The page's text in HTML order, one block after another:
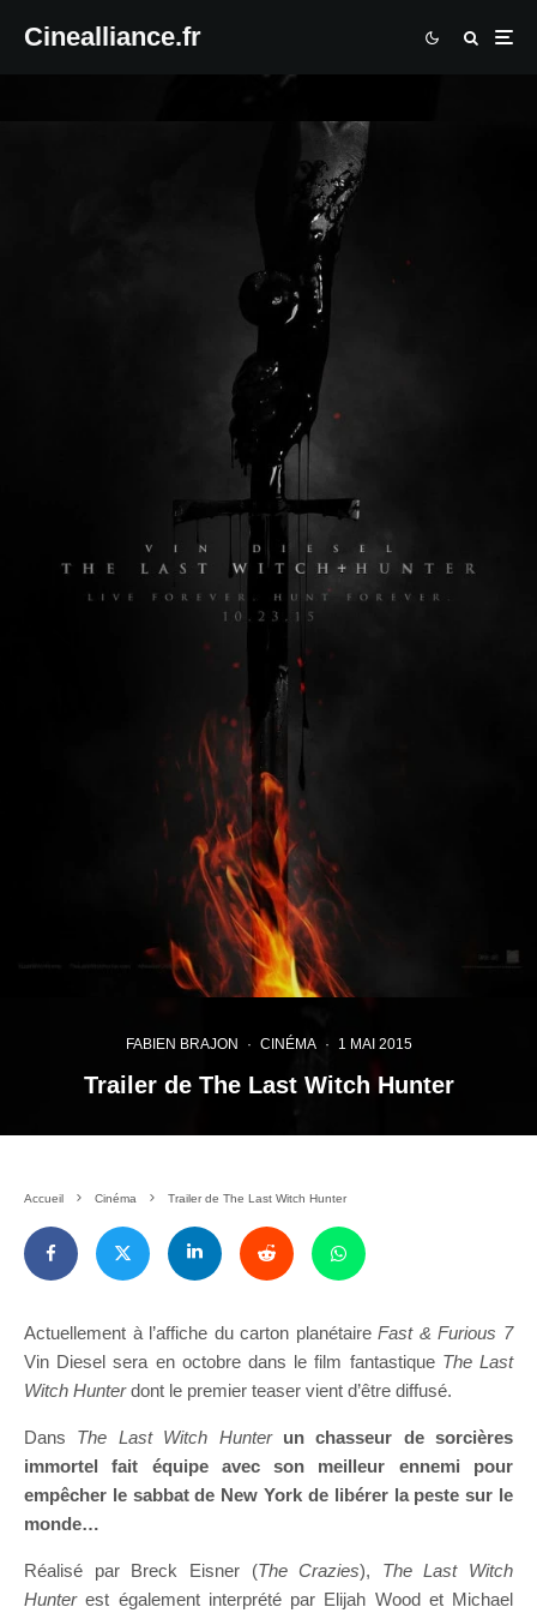
Cinealliance.fr
FABIEN BRAJON · CINÉMA · 1 MAI 2015
Trailer de The Last Witch Hunter
Accueil Cinéma Trailer de The Last Witch Hunter
Actuellement à l’affiche du carton planétaireFast & Furious 7
Vin Diesel sera en octobre dans le film fantastique The Last
Witch Hunterdont le premier teaser vient d’être diffusé.
Dans The Last Witch Hunter
un chasseur de sorcières
immortel fait équipe avec son meilleur ennemi pour
empêcher le sabbat de New York de libérer la peste sur le
monde…
Réalisé par Breck Eisner (The Crazies), The Last Witch
Hunterest également interprété par Elijah Wood et Michael